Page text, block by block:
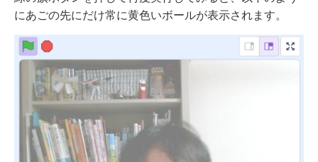
にあごの先にだけ常に黄色いボールが表示されます。